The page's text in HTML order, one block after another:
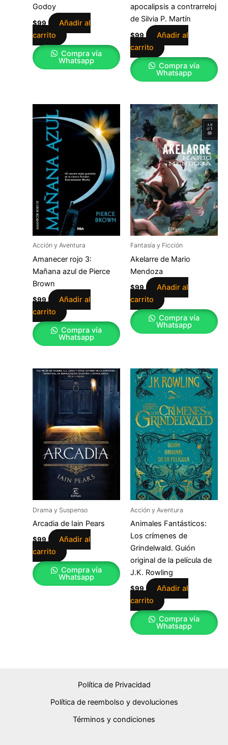
Godoy
$99
Añadir al
carrito
Compra vía
Whatsapp
apocalipsis a contrarreloj
de Silvia P. Martín
$99
Añadir al
carrito
Compra vía
Whatsapp
Acción y Aventura
Amanecer rojo 3:
Mañana azul de Pierce
Brown
$99
Añadir al
carrito
Compra vía
Whatsapp
Fantasía y Ficción
Akelarre de Mario
Mendoza
$99
Añadir al
carrito
Compra vía
Whatsapp
Drama y Suspenso
Arcadia de Iain Pears
$99
Añadir al
carrito
Compra vía
Whatsapp
Acción y Aventura
Animales Fantásticos:
Los crímenes de
Grindelwald. Guión
original de la película de
J.K. Rowling
$99
Añadir al
carrito
Compra vía
Whatsapp
Política de Privacidad
Política de reembolso y devoluciones
Términos y condiciones